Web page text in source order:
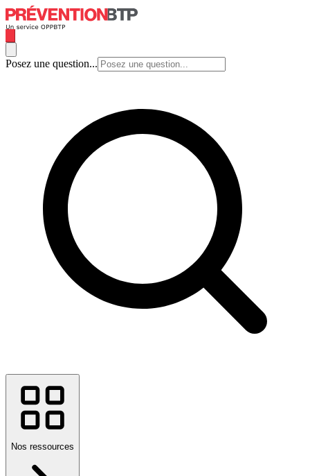
Posez une question...
Nos ressources